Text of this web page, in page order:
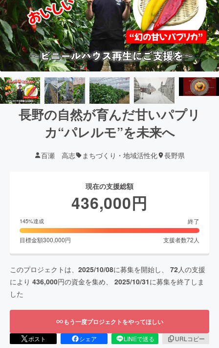
長野の自然が育んだ甘いパプリ
カ“パレルモ”を未来へ
百瀬 高志 まちづくり・地域活性化 長野県
現在の支援総額
436,000円
145%達成 終了
目標金額300,000円 支援者数72 人
このプロジェクトは、 2025/10/08に募集を開始し、 72人の支援
により 436,000円の資金を集め、 2025/10/31に募集を終了しま
した
もう一度プロジェクトをやってほしい
ポスト シェア LINEで送る
URLコピー